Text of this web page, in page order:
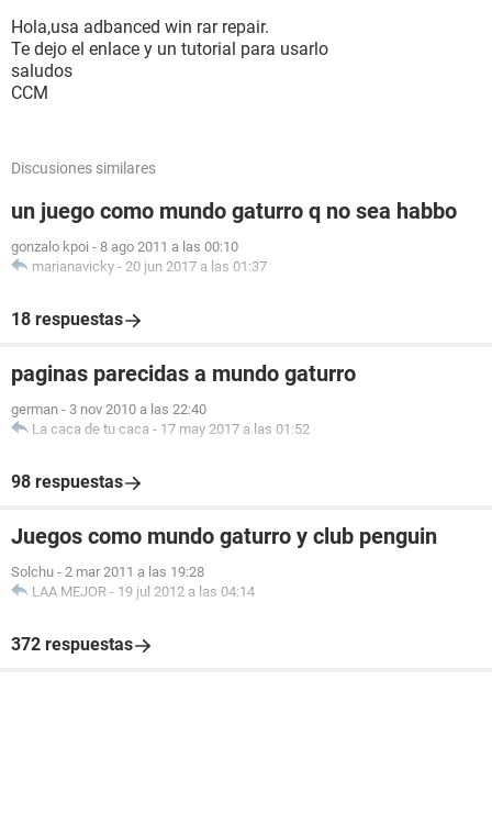
Hola,usa adbanced win rar repair.
Te dejo el enlace y un tutorial para usarlo
saludos
CCM
Discusiones similares
un juego como mundo gaturro q no sea habbo
gonzalo kpoi - 8 ago 2011 a las 00:10
marianavicky - 20 jun 2017 a las 01:37
18 respuestas
paginas parecidas a mundo gaturro
german - 3 nov 2010 a las 22:40
La caca de tu caca - 17 may 2017 a las 01:52
98 respuestas
Juegos como mundo gaturro y club penguin
Solchu - 2 mar 2011 a las 19:28
LAA MEJOR - 19 jul 2012 a las 04:14
372 respuestas